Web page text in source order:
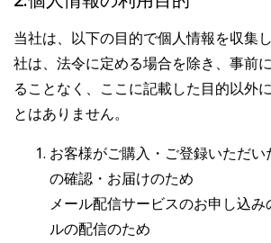
当社は、以下の目的で個人情報を収集
社は、法令に定める場合を除き、事前
ることなく、ここに記載した目的以外
とはありません。
お客様がご購入・ご登録いただい
の確認・お届けのため
メール配信サービスのお申し込
ルの配信のため